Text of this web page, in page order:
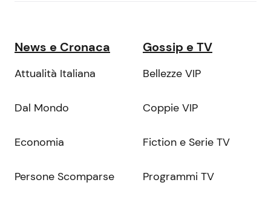
News e Cronaca
Attualità Italiana
Dal Mondo
Economia
Persone Scomparse
Gossip e TV
Bellezze VIP
Coppie VIP
Fiction e Serie TV
Programmi TV